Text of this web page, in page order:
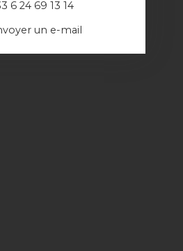
6 24 69 13 14
un e-mail